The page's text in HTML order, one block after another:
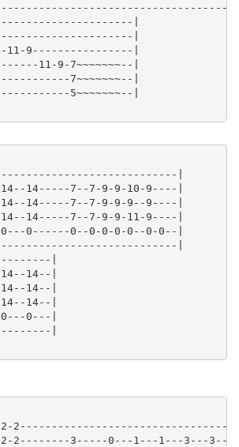
|
|
11-9----------------|
11-9-7~~~~~~~--|
7~~~~~~~--|
5~~~~~~~--|
|
14--14-----7--7-9-9-10-9----|
14-----7--7-9-9-9--9----|
14--14-----7--7-9-9-11-9----|
0------0--0-0-0-0--0-0--|
|
|
14--|
14--|
14--|
0---|
|
2-
2-2--------3-----0---1---1---3---